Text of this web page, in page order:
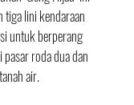
lini kendaraan
untuk berperang
roda dua dan
air.